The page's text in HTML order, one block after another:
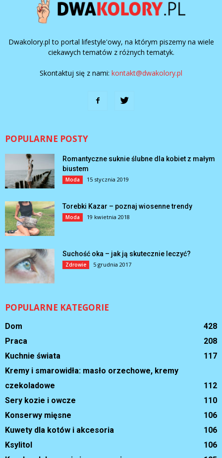
Dwakolory.pl to portal lifestyle'owy, na którym piszemy na wiele
ciekawych tematów z różnych tematyk.
Skontaktuj się z nami: kontakt@dwakolory.pl
POPULARNE POSTY
Romantyczne suknie ślubne dla kobiet z małym
biustem
Moda 15 stycznia 2019
Torebki Kazar – poznaj wiosenne trendy
Moda 19 kwietnia 2018
Suchość oka – jak ją skutecznie leczyć?
Zdrowie 5 grudnia 2017
POPULARNE KATEGORIE
Dom
428
Praca
208
Kuchnie świata
117
Kremy i smarowidła: masło orzechowe, kremy
czekoladowe
112
Sery kozie i owcze
110
Konserwy mięsne
106
Kuwety dla kotów i akcesoria
106
Ksylitol
106